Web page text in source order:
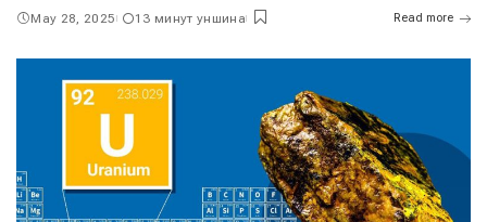
May 28, 2025 13 минут уншина Read more